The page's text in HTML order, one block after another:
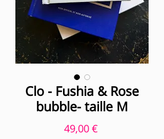
Clo - Fushia & Rose
bubble- taille M
49,00 €Prix